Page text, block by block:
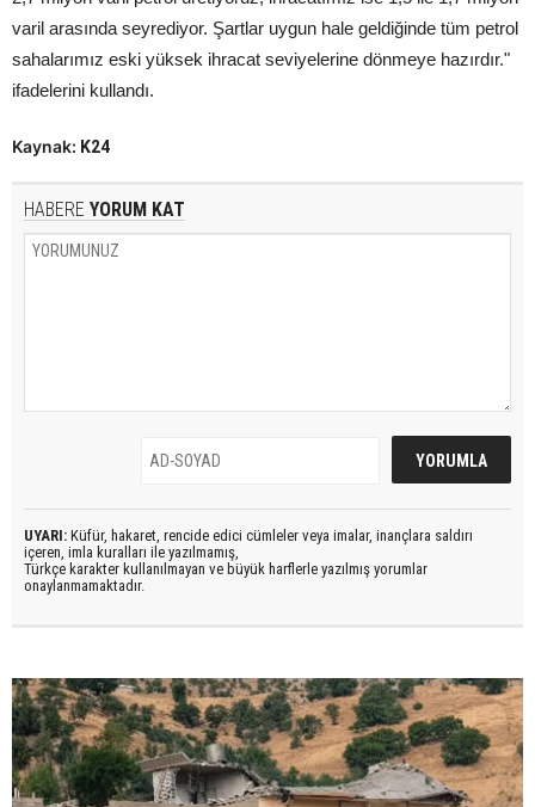
varil arasında seyrediyor. Şartlar uygun hale geldiğinde tüm petrol
sahalarımız eski yüksek ihracat seviyelerine dönmeye hazırdır."
ifadelerini kullandı.
Kaynak: K24
HABERE YORUM KAT
UYARI: Küfür, hakaret, rencide edici cümleler veya imalar, inançlara saldırı
içeren, imla kuralları ile yazılmamış,
Türkçe karakter kullanılmayan ve büyük harflerle yazılmış yorumlar
onaylanmamaktadır.